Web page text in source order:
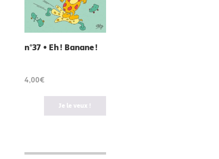
n°37 • Eh ! Banane !
4,00€
Je le veux !